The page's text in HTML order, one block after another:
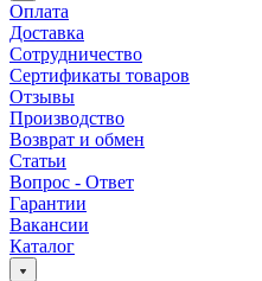
Оплата
Доставка
Сотрудничество
Сертификаты товаров
Отзывы
Производство
Возврат и обмен
Статьи
Вопрос - Ответ
Гарантии
Вакансии
Каталог